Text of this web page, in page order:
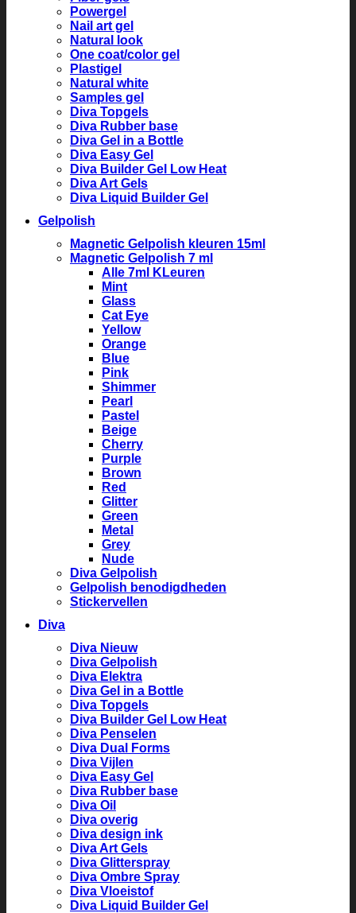
Powergel
Nail art gel
Natural look
One coat/color gel
Plastigel
Natural white
Samples gel
Diva Topgels
Diva Rubber base
Diva Gel in a Bottle
Diva Easy Gel
Diva Builder Gel Low Heat
Diva Art Gels
Diva Liquid Builder Gel
Gelpolish
Magnetic Gelpolish kleuren 15ml
Magnetic Gelpolish 7 ml
Alle 7ml KLeuren
Mint
Glass
Cat Eye
Yellow
Orange
Blue
Pink
Shimmer
Pearl
Pastel
Beige
Cherry
Purple
Brown
Red
Glitter
Green
Metal
Grey
Nude
Diva Gelpolish
Gelpolish benodigdheden
Stickervellen
Diva
Diva Nieuw
Diva Gelpolish
Diva Elektra
Diva Gel in a Bottle
Diva Topgels
Diva Builder Gel Low Heat
Diva Penselen
Diva Dual Forms
Diva Vijlen
Diva Easy Gel
Diva Rubber base
Diva Oil
Diva overig
Diva design ink
Diva Art Gels
Diva Glitterspray
Diva Ombre Spray
Diva Vloeistof
Diva Liquid Builder Gel